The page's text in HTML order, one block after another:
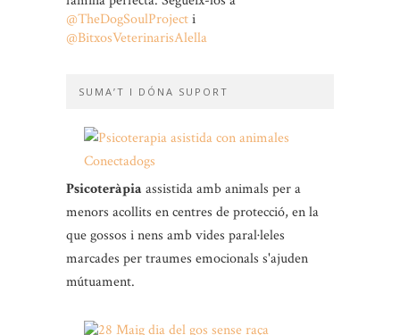
@TheDogSoulProjecti
@BitxosVeterinarisAlella
SUMA’T I DÓNA SUPORT
Psicoteràpia assistida amb animals per a
menors acollits en centres de protecció, en la
que gossos i nens amb vides paral·leles
marcades per traumes emocionals s'ajuden
mútuament.